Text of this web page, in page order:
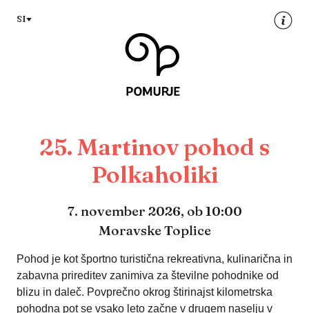
vsebino
SI
25. Martinov pohod s
Polkaholiki
7. november 2026, ob 10:00
Moravske Toplice
Pohod je kot športno turistična rekreativna, kulinarična in
zabavna prireditev zanimiva za številne pohodnike od
blizu in daleč. Povprečno okrog štirinajst kilometrska
pohodna pot se vsako leto začne v drugem naselju v